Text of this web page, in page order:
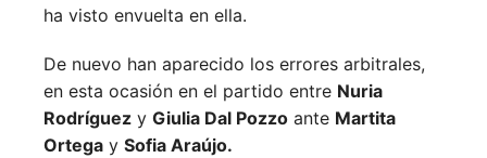
ha visto envuelta en ella.
De nuevo han aparecido los errores arbitrales,
en esta ocasión en el partido entre Nuria
Rodríguez y Giulia Dal Pozzo ante Martita
Ortega y Sofia Araújo.